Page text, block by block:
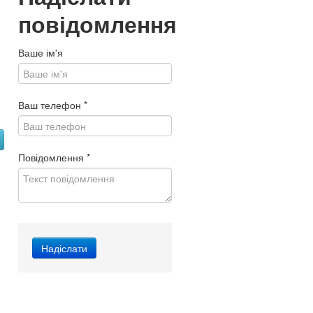
повідомлення
Ваше ім'я
Ваш телефон *
Повідомлення *